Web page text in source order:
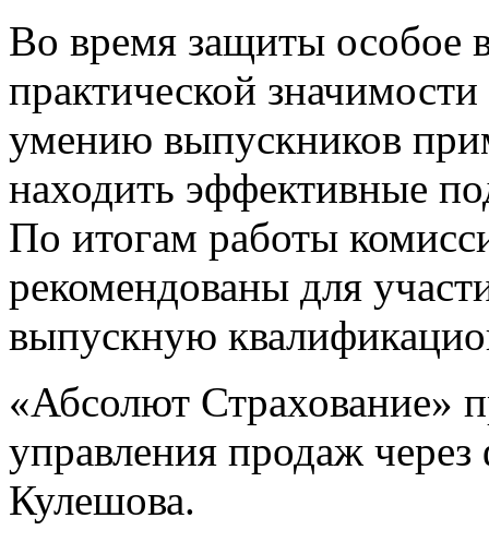
Во время защиты особое
практической
умению выпускников
находить эффективные
По итогам работы
рекомендованы для
выпускную
«Абсолют Страхование»
управления продаж
Кулешова.